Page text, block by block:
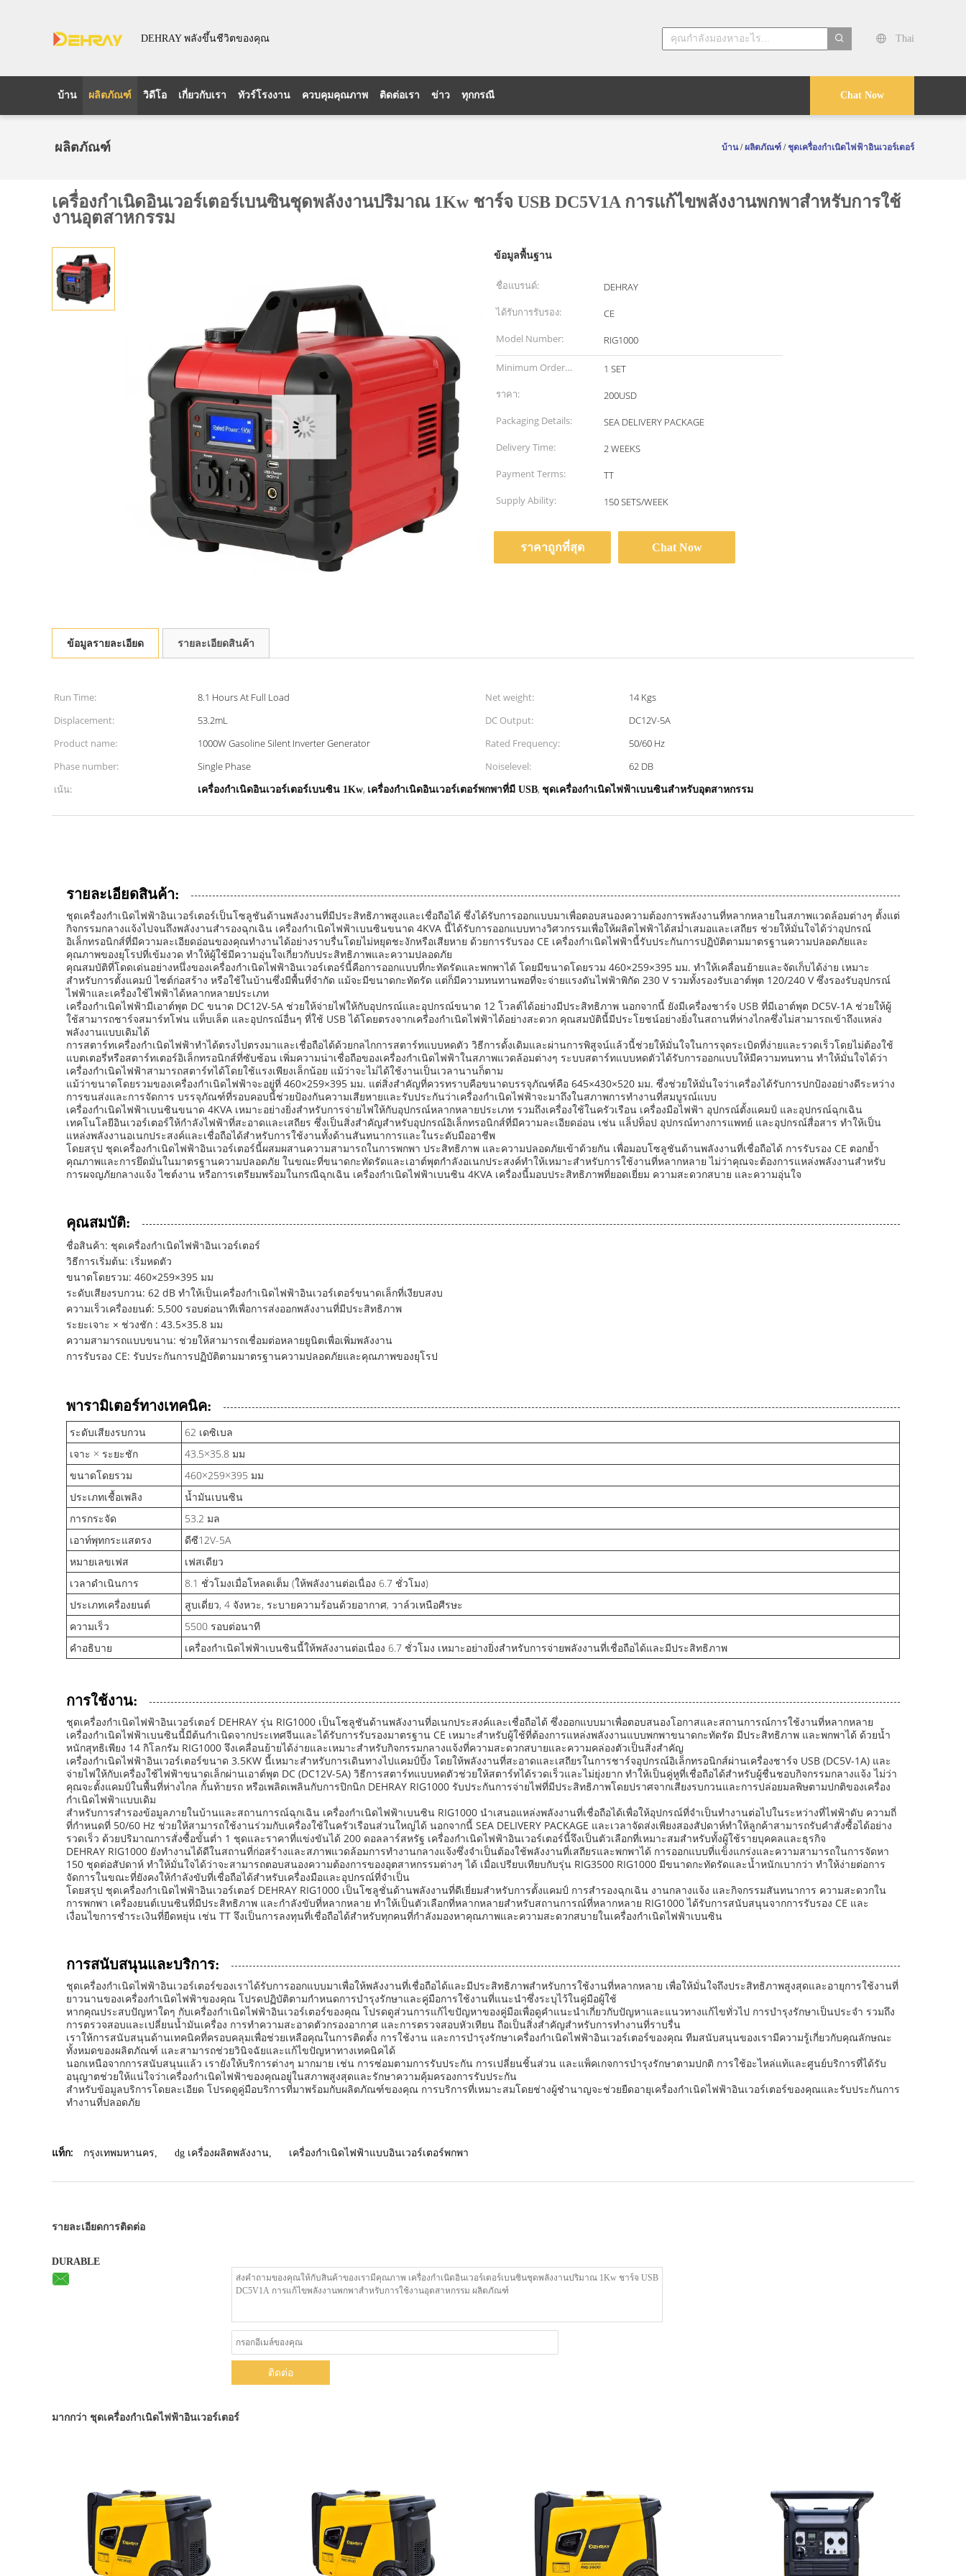
DEHRAY พลังขึ้นชีวิตของคุณ
Thai
Chat Now
บ้าน ผลิตภัณฑ์ วิดีโอ เกี่ยวกับเรา ทัวร์โรงงาน ควบคุมคุณภาพ ติดต่อเรา ข่าว ทุกกรณี
ผลิตภัณฑ์ บ้าน /ผลิตภัณฑ์ /ชุดเครื่องกำเนิดไฟฟ้าอินเวอร์เตอร์
เครื่องกําเนิดอินเวอร์เตอร์เบนซินชุดพลังงานปริมาณ 1Kw ชาร์จ USB DC5V1A การแก้ไขพลังงานพกพาสําหรับการใช้
งานอุตสาหกรรม
ข้อมูลพื้นฐาน
ชื่อแบรนด์:
DEHRAY
ได้รับการรับรอง:
CE
Model Number:
RIG1000
Minimum Order
Quantity:
1 SET
ราคา:
200USD
Packaging Details:
SEA DELIVERY PACKAGE
Delivery Time:
2 WEEKS
Payment Terms:
TT
Supply Ability:
150 SETS/WEEK
ราคาถูกที่สุด Chat Now
ข้อมูลรายละเอียด รายละเอียดสินค้า
Run Time: 8.1 Hours At Full Load Net weight:
14 Kgs
Displacement:
53.2mL DC Output:
DC12V-5A
Product name:
1000W Gasoline Silent Inverter Generator Rated Frequency:
50/60 Hz
Phase number:
Single Phase Noiselevel:
62 DB
เน้น:
เครื่องกําเนิดอินเวอร์เตอร์เบนซิน 1Kw, เครื่องกําเนิดอินเวอร์เตอร์พกพาที่มี USB, ชุดเครื่องกำเนิดไฟฟ้าเบนซินสำหรับอุตสาหกรรม
รายละเอียดสินค้า:
ชุดเครื่องกำเนิดไฟฟ้าอินเวอร์เตอร์เป็นโซลูชันด้านพลังงานที่มีประสิทธิภาพสูงและเชื่อถือได้ ซึ่งได้รับการออกแบบมาเพื่อตอบสนองความต้องการพลังงานที่หลากหลายในสภาพแวดล้อมต่างๆ ตั้งแต่
กิจกรรมกลางแจ้งไปจนถึงพลังงานสำรองฉุกเฉิน เครื่องกำเนิดไฟฟ้าเบนซินขนาด 4KVA นี้ได้รับการออกแบบทางวิศวกรรมเพื่อให้ผลิตไฟฟ้าได้สม่ำเสมอและเสถียร ช่วยให้มั่นใจได้ว่าอุปกรณ์
อิเล็กทรอนิกส์ที่มีความละเอียดอ่อนของคุณทำงานได้อย่างราบรื่นโดยไม่หยุดชะงักหรือเสียหาย ด้วยการรับรอง CE เครื่องกำเนิดไฟฟ้านี้รับประกันการปฏิบัติตามมาตรฐานความปลอดภัยและ
คุณภาพของยุโรปที่เข้มงวด ทำให้ผู้ใช้มีความอุ่นใจเกี่ยวกับประสิทธิภาพและความปลอดภัย
คุณสมบัติที่โดดเด่นอย่างหนึ่งของเครื่องกำเนิดไฟฟ้าอินเวอร์เตอร์นี้คือการออกแบบที่กะทัดรัดและพกพาได้ โดยมีขนาดโดยรวม 460×259×395 มม. ทำให้เคลื่อนย้ายและจัดเก็บได้ง่าย เหมาะ
สำหรับการตั้งแคมป์ ไซต์ก่อสร้าง หรือใช้ในบ้านซึ่งมีพื้นที่จำกัด แม้จะมีขนาดกะทัดรัด แต่ก็มีความทนทานพอที่จะจ่ายแรงดันไฟฟ้าพิกัด 230 V รวมทั้งรองรับเอาต์พุต 120/240 V ซึ่งรองรับอุปกรณ์
ไฟฟ้าและเครื่องใช้ไฟฟ้าได้หลากหลายประเภท
เครื่องกำเนิดไฟฟ้ามีเอาต์พุต DC ขนาด DC12V-5A ช่วยให้จ่ายไฟให้กับอุปกรณ์และอุปกรณ์ขนาด 12 โวลต์ได้อย่างมีประสิทธิภาพ นอกจากนี้ ยังมีเครื่องชาร์จ USB ที่มีเอาต์พุต DC5V-1A ช่วยให้ผู้
ใช้สามารถชาร์จสมาร์ทโฟน แท็บเล็ต และอุปกรณ์อื่นๆ ที่ใช้ USB ได้โดยตรงจากเครื่องกำเนิดไฟฟ้าได้อย่างสะดวก คุณสมบัตินี้มีประโยชน์อย่างยิ่งในสถานที่ห่างไกลซึ่งไม่สามารถเข้าถึงแหล่ง
พลังงานแบบเดิมได้
การสตาร์ทเครื่องกำเนิดไฟฟ้าทำได้ตรงไปตรงมาและเชื่อถือได้ด้วยกลไกการสตาร์ทแบบหดตัว วิธีการดั้งเดิมและผ่านการพิสูจน์แล้วนี้ช่วยให้มั่นใจในการจุดระเบิดที่ง่ายและรวดเร็วโดยไม่ต้องใช้
แบตเตอรี่หรือสตาร์ทเตอร์อิเล็กทรอนิกส์ที่ซับซ้อน เพิ่มความน่าเชื่อถือของเครื่องกำเนิดไฟฟ้าในสภาพแวดล้อมต่างๆ ระบบสตาร์ทแบบหดตัวได้รับการออกแบบให้มีความทนทาน ทำให้มั่นใจได้ว่า
เครื่องกำเนิดไฟฟ้าสามารถสตาร์ทได้โดยใช้แรงเพียงเล็กน้อย แม้ว่าจะไม่ได้ใช้งานเป็นเวลานานก็ตาม
แม้ว่าขนาดโดยรวมของเครื่องกำเนิดไฟฟ้าจะอยู่ที่ 460×259×395 มม. แต่สิ่งสำคัญที่ควรทราบคือขนาดบรรจุภัณฑ์คือ 645×430×520 มม. ซึ่งช่วยให้มั่นใจว่าเครื่องได้รับการปกป้องอย่างดีระหว่าง
การขนส่งและการจัดการ บรรจุภัณฑ์ที่รอบคอบนี้ช่วยป้องกันความเสียหายและรับประกันว่าเครื่องกำเนิดไฟฟ้าจะมาถึงในสภาพการทำงานที่สมบูรณ์แบบ
เครื่องกำเนิดไฟฟ้าเบนซินขนาด 4KVA เหมาะอย่างยิ่งสำหรับการจ่ายไฟให้กับอุปกรณ์หลากหลายประเภท รวมถึงเครื่องใช้ในครัวเรือน เครื่องมือไฟฟ้า อุปกรณ์ตั้งแคมป์ และอุปกรณ์ฉุกเฉิน
เทคโนโลยีอินเวอร์เตอร์ให้กำลังไฟฟ้าที่สะอาดและเสถียร ซึ่งเป็นสิ่งสำคัญสำหรับอุปกรณ์อิเล็กทรอนิกส์ที่มีความละเอียดอ่อน เช่น แล็ปท็อป อุปกรณ์ทางการแพทย์ และอุปกรณ์สื่อสาร ทำให้เป็น
แหล่งพลังงานอเนกประสงค์และเชื่อถือได้สำหรับการใช้งานทั้งด้านสันทนาการและในระดับมืออาชีพ
โดยสรุป ชุดเครื่องกำเนิดไฟฟ้าอินเวอร์เตอร์นี้ผสมผสานความสามารถในการพกพา ประสิทธิภาพ และความปลอดภัยเข้าด้วยกัน เพื่อมอบโซลูชันด้านพลังงานที่เชื่อถือได้ การรับรอง CE ตอกย้ำ
คุณภาพและการยึดมั่นในมาตรฐานความปลอดภัย ในขณะที่ขนาดกะทัดรัดและเอาต์พุตกำลังอเนกประสงค์ทำให้เหมาะสำหรับการใช้งานที่หลากหลาย ไม่ว่าคุณจะต้องการแหล่งพลังงานสำหรับ
การผจญภัยกลางแจ้ง ไซต์งาน หรือการเตรียมพร้อมในกรณีฉุกเฉิน เครื่องกำเนิดไฟฟ้าเบนซิน 4KVA เครื่องนี้มอบประสิทธิภาพที่ยอดเยี่ยม ความสะดวกสบาย และความอุ่นใจ
คุณสมบัติ:
ชื่อสินค้า: ชุดเครื่องกำเนิดไฟฟ้าอินเวอร์เตอร์
วิธีการเริ่มต้น: เริ่มหดตัว
ขนาดโดยรวม: 460×259×395 มม
ระดับเสียงรบกวน: 62 dB ทำให้เป็นเครื่องกำเนิดไฟฟ้าอินเวอร์เตอร์ขนาดเล็กที่เงียบสงบ
ความเร็วเครื่องยนต์: 5,500 รอบต่อนาทีเพื่อการส่งออกพลังงานที่มีประสิทธิภาพ
ระยะเจาะ × ช่วงชัก : 43.5×35.8 มม
ความสามารถแบบขนาน: ช่วยให้สามารถเชื่อมต่อหลายยูนิตเพื่อเพิ่มพลังงาน
การรับรอง CE: รับประกันการปฏิบัติตามมาตรฐานความปลอดภัยและคุณภาพของยุโรป
พารามิเตอร์ทางเทคนิค:
ระดับเสียงรบกวน
62 เดซิเบล
เจาะ × ระยะชัก
43.5×35.8 มม
ขนาดโดยรวม
460×259×395 มม
ประเภทเชื้อเพลิง
น้ำมันเบนซิน
การกระจัด
53.2 มล
เอาท์พุทกระแสตรง
ดีซี12V-5A
หมายเลขเฟส
เฟสเดียว
เวลาดำเนินการ
8.1 ชั่วโมงเมื่อโหลดเต็ม (ให้พลังงานต่อเนื่อง 6.7 ชั่วโมง)
ประเภทเครื่องยนต์
สูบเดี่ยว, 4 จังหวะ, ระบายความร้อนด้วยอากาศ, วาล์วเหนือศีรษะ
ความเร็ว
5500 รอบต่อนาที
คำอธิบาย
เครื่องกำเนิดไฟฟ้าเบนซินนี้ให้พลังงานต่อเนื่อง 6.7 ชั่วโมง เหมาะอย่างยิ่งสำหรับการจ่ายพลังงานที่เชื่อถือได้และมีประสิทธิภาพ
การใช้งาน:
ชุดเครื่องกำเนิดไฟฟ้าอินเวอร์เตอร์ DEHRAY รุ่น RIG1000 เป็นโซลูชันด้านพลังงานที่อเนกประสงค์และเชื่อถือได้ ซึ่งออกแบบมาเพื่อตอบสนองโอกาสและสถานการณ์การใช้งานที่หลากหลาย
เครื่องกำเนิดไฟฟ้าเบนซินนี้มีต้นกำเนิดจากประเทศจีนและได้รับการรับรองมาตรฐาน CE เหมาะสำหรับผู้ใช้ที่ต้องการแหล่งพลังงานแบบพกพาขนาดกะทัดรัด มีประสิทธิภาพ และพกพาได้ ด้วยน้ำ
หนักสุทธิเพียง 14 กิโลกรัม RIG1000 จึงเคลื่อนย้ายได้ง่ายและเหมาะสำหรับกิจกรรมกลางแจ้งที่ความสะดวกสบายและความคล่องตัวเป็นสิ่งสำคัญ
เครื่องกำเนิดไฟฟ้าอินเวอร์เตอร์ขนาด 3.5KW นี้เหมาะสำหรับการเดินทางไปแคมป์ปิ้ง โดยให้พลังงานที่สะอาดและเสถียรในการชาร์จอุปกรณ์อิเล็กทรอนิกส์ผ่านเครื่องชาร์จ USB (DC5V-1A) และ
จ่ายไฟให้กับเครื่องใช้ไฟฟ้าขนาดเล็กผ่านเอาต์พุต DC (DC12V-5A) วิธีการสตาร์ทแบบหดตัวช่วยให้สตาร์ทได้รวดเร็วและไม่ยุ่งยาก ทำให้เป็นคู่หูที่เชื่อถือได้สำหรับผู้ชื่นชอบกิจกรรมกลางแจ้ง ไม่ว่า
คุณจะตั้งแคมป์ในพื้นที่ห่างไกล กั้นท้ายรถ หรือเพลิดเพลินกับการปิกนิก DEHRAY RIG1000 รับประกันการจ่ายไฟที่มีประสิทธิภาพโดยปราศจากเสียงรบกวนและการปล่อยมลพิษตามปกติของเครื่อง
กำเนิดไฟฟ้าแบบเดิม
สำหรับการสำรองข้อมูลภายในบ้านและสถานการณ์ฉุกเฉิน เครื่องกำเนิดไฟฟ้าเบนซิน RIG1000 นำเสนอแหล่งพลังงานที่เชื่อถือได้เพื่อให้อุปกรณ์ที่จำเป็นทำงานต่อไปในระหว่างที่ไฟฟ้าดับ ความถี่
ที่กำหนดที่ 50/60 Hz ช่วยให้สามารถใช้งานร่วมกับเครื่องใช้ในครัวเรือนส่วนใหญ่ได้ นอกจากนี้ SEA DELIVERY PACKAGE และเวลาจัดส่งเพียงสองสัปดาห์ทำให้ลูกค้าสามารถรับคำสั่งซื้อได้อย่าง
รวดเร็ว ด้วยปริมาณการสั่งซื้อขั้นต่ำ 1 ชุดและราคาที่แข่งขันได้ 200 ดอลลาร์สหรัฐ เครื่องกำเนิดไฟฟ้าอินเวอร์เตอร์นี้จึงเป็นตัวเลือกที่เหมาะสมสำหรับทั้งผู้ใช้รายบุคคลและธุรกิจ
DEHRAY RIG1000 ยังทำงานได้ดีในสถานที่ก่อสร้างและสภาพแวดล้อมการทำงานกลางแจ้งซึ่งจำเป็นต้องใช้พลังงานที่เสถียรและพกพาได้ การออกแบบที่แข็งแกร่งและความสามารถในการจัดหา
150 ชุดต่อสัปดาห์ ทำให้มั่นใจได้ว่าจะสามารถตอบสนองความต้องการของอุตสาหกรรมต่างๆ ได้ เมื่อเปรียบเทียบกับรุ่น RIG3500 RIG1000 มีขนาดกะทัดรัดและน้ำหนักเบากว่า ทำให้ง่ายต่อการ
จัดการในขณะที่ยังคงให้กำลังขับที่เชื่อถือได้สำหรับเครื่องมือและอุปกรณ์ที่จำเป็น
โดยสรุป ชุดเครื่องกำเนิดไฟฟ้าอินเวอร์เตอร์ DEHRAY RIG1000 เป็นโซลูชั่นด้านพลังงานที่ดีเยี่ยมสำหรับการตั้งแคมป์ การสำรองฉุกเฉิน งานกลางแจ้ง และกิจกรรมสันทนาการ ความสะดวกใน
การพกพา เครื่องยนต์เบนซินที่มีประสิทธิภาพ และกำลังขับที่หลากหลาย ทำให้เป็นตัวเลือกที่หลากหลายสำหรับสถานการณ์ที่หลากหลาย RIG1000 ได้รับการสนับสนุนจากการรับรอง CE และ
เงื่อนไขการชำระเงินที่ยืดหยุ่น เช่น TT จึงเป็นการลงทุนที่เชื่อถือได้สำหรับทุกคนที่กำลังมองหาคุณภาพและความสะดวกสบายในเครื่องกำเนิดไฟฟ้าเบนซิน
การสนับสนุนและบริการ:
ชุดเครื่องกำเนิดไฟฟ้าอินเวอร์เตอร์ของเราได้รับการออกแบบมาเพื่อให้พลังงานที่เชื่อถือได้และมีประสิทธิภาพสำหรับการใช้งานที่หลากหลาย เพื่อให้มั่นใจถึงประสิทธิภาพสูงสุดและอายุการใช้งานที่
ยาวนานของเครื่องกำเนิดไฟฟ้าของคุณ โปรดปฏิบัติตามกำหนดการบำรุงรักษาและคู่มือการใช้งานที่แนะนำซึ่งระบุไว้ในคู่มือผู้ใช้
หากคุณประสบปัญหาใดๆ กับเครื่องกำเนิดไฟฟ้าอินเวอร์เตอร์ของคุณ โปรดดูส่วนการแก้ไขปัญหาของคู่มือเพื่อดูคำแนะนำเกี่ยวกับปัญหาและแนวทางแก้ไขทั่วไป การบำรุงรักษาเป็นประจำ รวมถึง
การตรวจสอบและเปลี่ยนน้ำมันเครื่อง การทำความสะอาดตัวกรองอากาศ และการตรวจสอบหัวเทียน ถือเป็นสิ่งสำคัญสำหรับการทำงานที่ราบรื่น
เราให้การสนับสนุนด้านเทคนิคที่ครอบคลุมเพื่อช่วยเหลือคุณในการติดตั้ง การใช้งาน และการบำรุงรักษาเครื่องกำเนิดไฟฟ้าอินเวอร์เตอร์ของคุณ ทีมสนับสนุนของเรามีความรู้เกี่ยวกับคุณลักษณะ
ทั้งหมดของผลิตภัณฑ์ และสามารถช่วยวินิจฉัยและแก้ไขปัญหาทางเทคนิคได้
นอกเหนือจากการสนับสนุนแล้ว เรายังให้บริการต่างๆ มากมาย เช่น การซ่อมตามการรับประกัน การเปลี่ยนชิ้นส่วน และแพ็คเกจการบำรุงรักษาตามปกติ การใช้อะไหล่แท้และศูนย์บริการที่ได้รับ
อนุญาตช่วยให้แน่ใจว่าเครื่องกำเนิดไฟฟ้าของคุณอยู่ในสภาพสูงสุดและรักษาความคุ้มครองการรับประกัน
สำหรับข้อมูลบริการโดยละเอียด โปรดดูคู่มือบริการที่มาพร้อมกับผลิตภัณฑ์ของคุณ การบริการที่เหมาะสมโดยช่างผู้ชำนาญจะช่วยยืดอายุเครื่องกำเนิดไฟฟ้าอินเวอร์เตอร์ของคุณและรับประกันการ
ทำงานที่ปลอดภัย
แท็ก: กรุงเทพมหานคร, dg เครื่องผลิตพลังงาน, เครื่องกำเนิดไฟฟ้าแบบอินเวอร์เตอร์พกพา
รายละเอียดการติดต่อ
DURABLE
ติดต่อ
มากกว่า ชุดเครื่องกำเนิดไฟฟ้าอินเวอร์เตอร์